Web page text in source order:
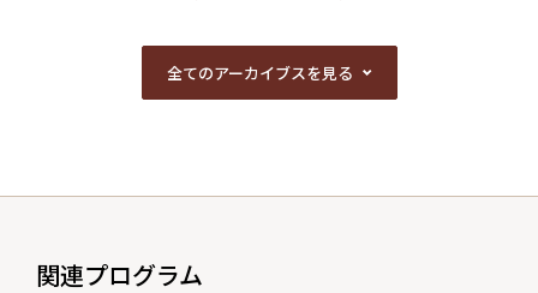
全てのアーカイブスを見る
全てのアーカイブスを見る
関連プログラム